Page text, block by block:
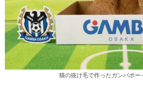
猫の抜け毛で作ったガンバボー